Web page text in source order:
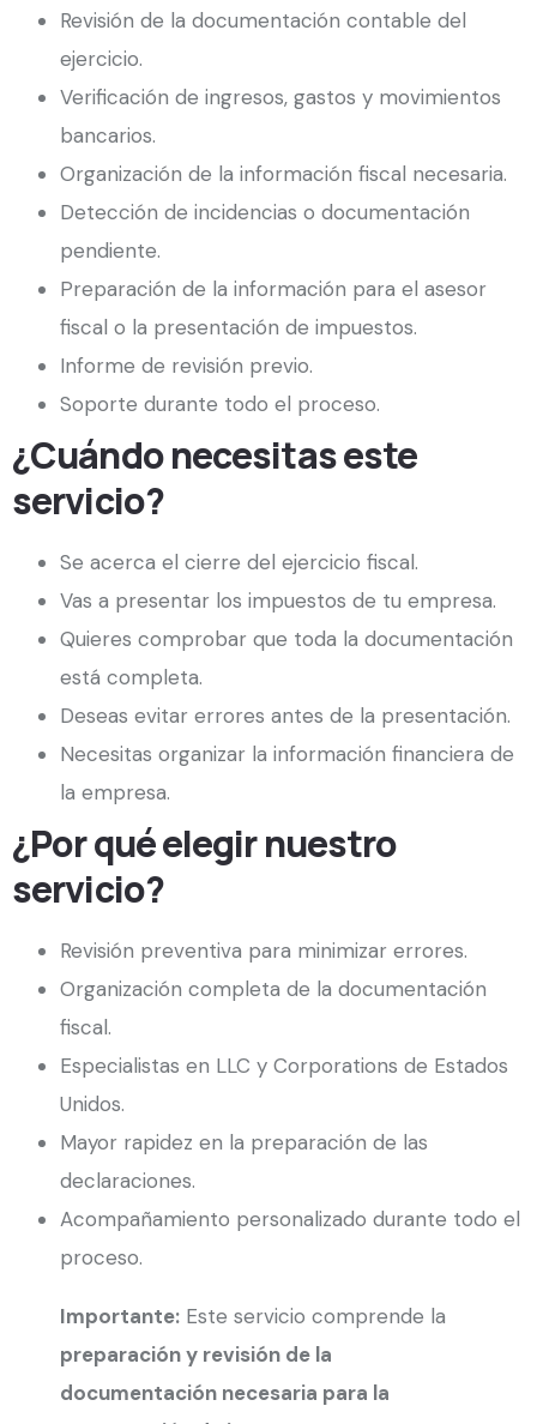
Revisión de la documentación contable del
ejercicio.
Verificación de ingresos, gastos y movimientos
bancarios.
Organización de la información fiscal necesaria.
Detección de incidencias o documentación
pendiente.
Preparación de la información para el asesor
fiscal o la presentación de impuestos.
Informe de revisión previo.
Soporte durante todo el proceso.
¿Cuándo necesitas este
servicio?
Se acerca el cierre del ejercicio fiscal.
Vas a presentar los impuestos de tu empresa.
Quieres comprobar que toda la documentación
está completa.
Deseas evitar errores antes de la presentación.
Necesitas organizar la información financiera de
la empresa.
¿Por qué elegir nuestro
servicio?
Revisión preventiva para minimizar errores.
Organización completa de la documentación
fiscal.
Especialistas en LLC y Corporations de Estados
Unidos.
Mayor rapidez en la preparación de las
declaraciones.
Acompañamiento personalizado durante todo el
proceso.
Importante: Este servicio comprende la
preparación y revisión de la
documentación necesaria para la